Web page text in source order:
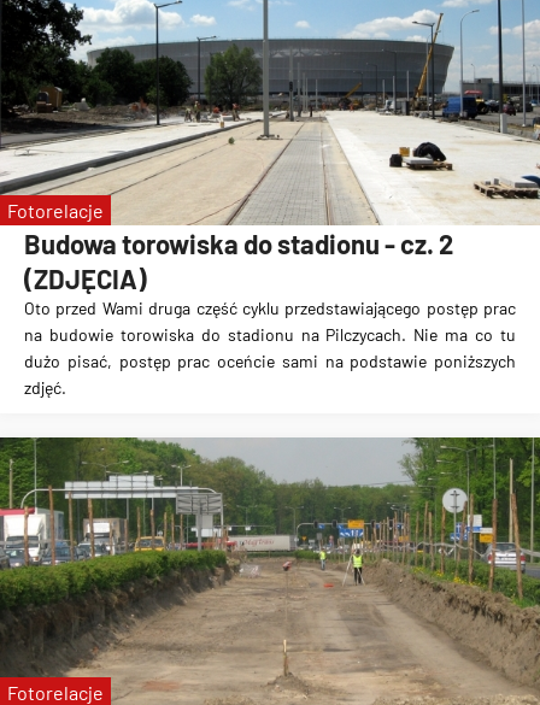
Budowa torowiska do stadionu - cz. 2
(ZDJĘCIA)
Oto przed Wami druga część cyklu przedstawiającego postęp prac
na budowie torowiska do stadionu na Pilczycach. Nie ma co tu
dużo pisać, postęp prac oceńcie sami na podstawie poniższych
zdjęć.
Fotorelacje
Fotorelacje